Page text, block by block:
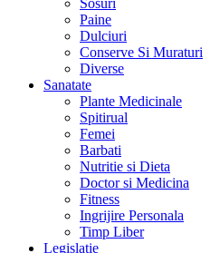
Paine
Dulciuri
Conserve Si Muraturi
Diverse
Sanatate
Plante Medicinale
Spitirual
Femei
Barbati
Nutritie si Dieta
Doctor si Medicina
Fitness
Ingrijire Personala
Timp Liber
Legislație